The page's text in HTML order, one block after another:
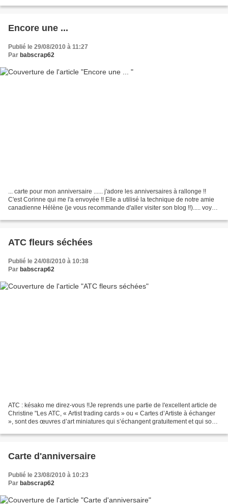
Encore une ...
Publié le 29/08/2010 à 11:27
Par babscrap62
... carte pour mon anniversaire ...... j'adore les anniversaires à rallonge !!
C'est Corinne qui me l'a envoyée !! Elle a utilisé la technique de notre amie
canadienne Hélène (je vous recommande d'aller visiter son blog !!)..... voyez
ATC fleurs séchées
Publié le 24/08/2010 à 10:38
Par babscrap62
ATC : késako me direz-vous !!Je reprends une partie de l'excellent article de
Christine "Les ATC, « Artist trading cards » ou « Cartes d’Artiste à échanger
», sont des œuvres d’art miniatures qui s’échangent gratuitement et qui sont
Carte d'anniversaire
Publié le 23/08/2010 à 10:23
Par babscrap62